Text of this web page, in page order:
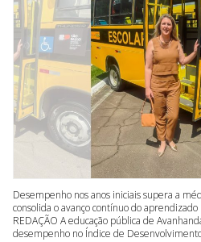
Desempenho nos anos iniciais supera a
consolida o avanço contínuo do aprendizado
REDAÇÃO A educação pública de
desempenho no Índice de